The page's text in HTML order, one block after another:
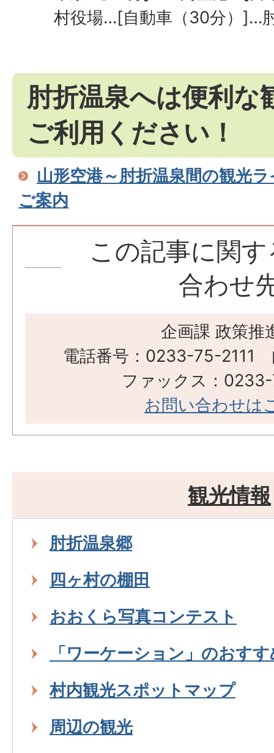
村役場…[自動車（30分）]…
肘折温泉へは便利な
ご利用ください！
山形空港～肘折温泉間の観光
ご案内
この記事に関
合わせ
企画課 政策推
電話番号：0233-75-
ファックス：
お問い合わせは
観光情報
肘折温泉郷
四ヶ村の棚田
おおくら写真コンテスト
「ワーケーション」のおす
村内観光スポットマップ
周辺の観光